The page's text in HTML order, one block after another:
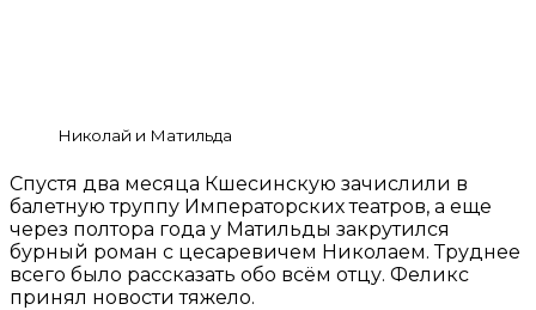
Николай и Матильда
Спустя два месяца Кшесинскую зачислили в
балетную труппу Императорских театров, а еще
через полтора года у Матильды закрутился
бурный роман с цесаревичем Николаем. Труднее
всего было рассказать обо всём отцу. Феликс
принял новости тяжело.